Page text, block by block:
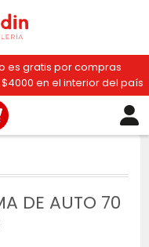
es gratis por compras
en el interior del país
DE AUTO 70